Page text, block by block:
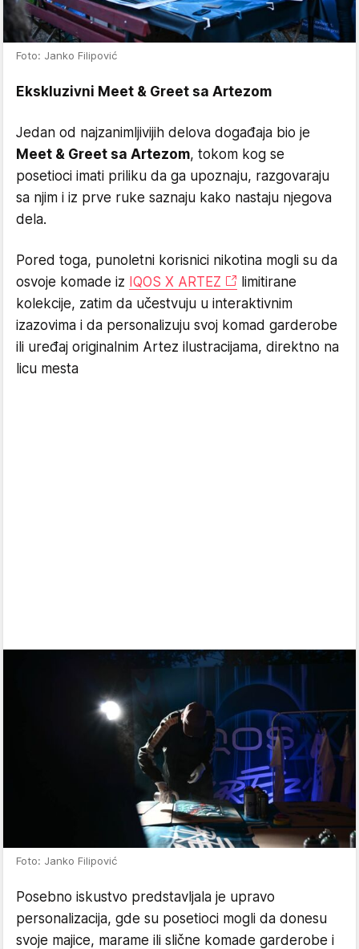
Foto: Janko Filipović
Ekskluzivni Meet & Greet sa Artezom
Jedan od najzanimljivijih delova događaja bio je
Meet & Greet sa Artezom, tokom kog se
posetioci imati priliku da ga upoznaju, razgovaraju
sa njim i iz prve ruke saznaju kako nastaju njegova
dela.
Pored toga, punoletni korisnici nikotina mogli su da
osvoje komade iz IQOS X ARTEZ
limitirane
kolekcije, zatim da učestvuju u interaktivnim
izazovima i da personalizuju svoj komad garderobe
ili uređaj originalnim Artez ilustracijama, direktno na
licu mesta
Foto: Janko Filipović
Posebno iskustvo predstavljala je upravo
personalizacija, gde su posetioci mogli da donesu
svoje majice, marame ili slične komade garderobe i